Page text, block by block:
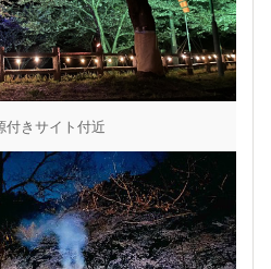
付きサイト付近